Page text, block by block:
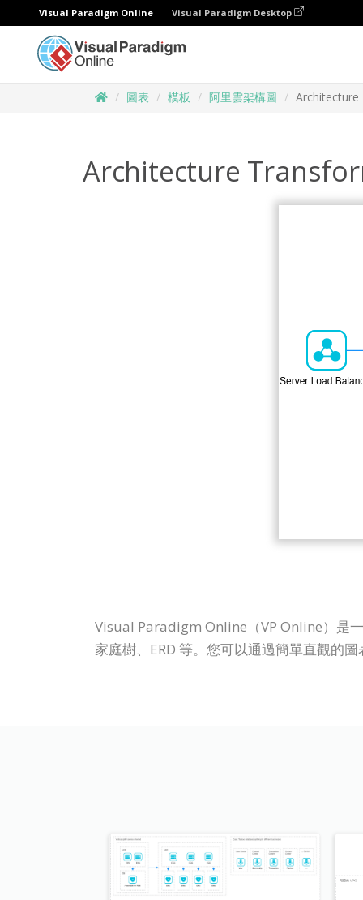
Visual Paradigm Online Visual Paradigm Desktop
圖表 模板 阿里雲架構圖
Architecture
Visual Paradigm Online（VP Online）是
家庭樹、ERD 等。您可以通過簡單直觀的